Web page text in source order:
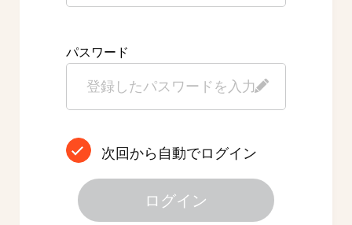
パスワード
次回から自動でログイン
ログイン